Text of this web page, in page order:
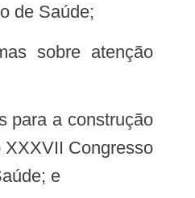
de Saúde;
XXXVII Congresso
e